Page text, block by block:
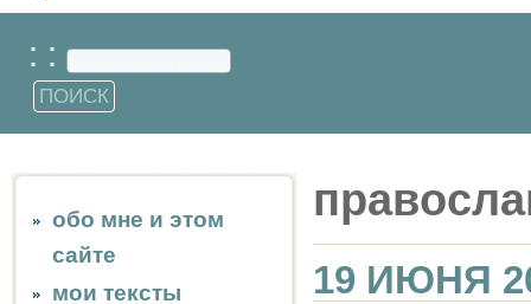
: :
обо мне и этом
сайте
мои тексты
19 ИЮНЯ